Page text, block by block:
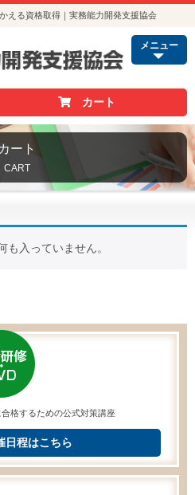
える資格取得｜実務能力開発支援協会
メニュー
カート
カート
CART
も入っていません。
合格するための公式対策講座
日程はこちら